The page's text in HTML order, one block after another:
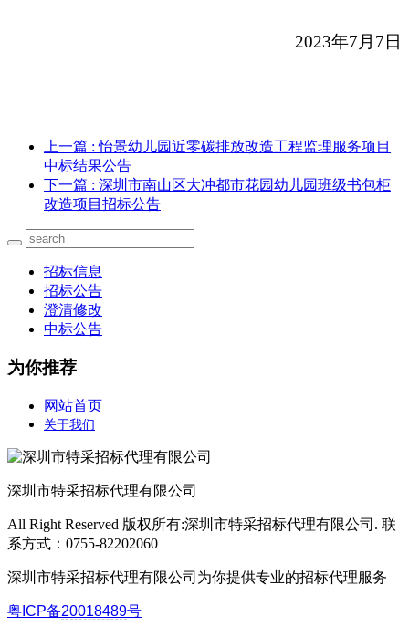
2023年7月7日
上一篇 : 怡景幼儿园近零碳排放改造工程监理服务项目
中标结果公告
下一篇 : 深圳市南山区大冲都市花园幼儿园班级书包柜
改造项目招标公告
招标信息
招标公告
澄清修改
中标公告
为你推荐
网站首页
关于我们
深圳市特采招标代理有限公司
All Right Reserved 版权所有:深圳市特采招标代理有限公司. 联
系方式：0755-82202060
深圳市特采招标代理有限公司为你提供专业的招标代理服务
粤ICP备20018489号